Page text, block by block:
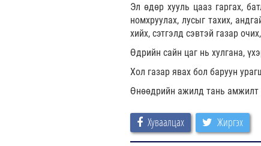
Эл өдөр хууль цааз гаргах,
номхруулах, лусыг тахих,
хийх, сэтгэлд сэвтэй газар
Өдрийн сайн цаг нь хулгана,
Хол газар явах бол баруун
Өнөөдрийн ажилд тань
Хуваалцах Жиргэх